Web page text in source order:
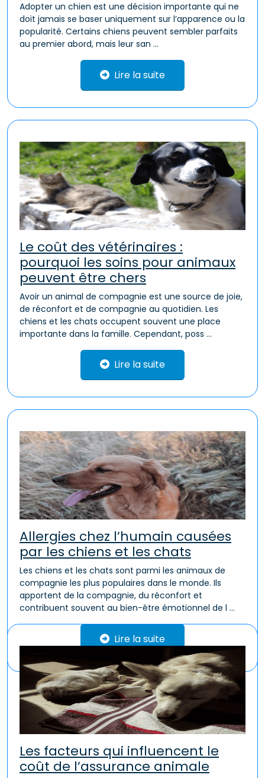
Adopter un chien est une décision importante qui ne
doit jamais se baser uniquement sur l’apparence ou la
popularité. Certains chiens peuvent sembler parfaits
au premier abord, mais leur san ...
Lire la suite
Le coût des vétérinaires :
pourquoi les soins pour animaux
peuvent être chers
Avoir un animal de compagnie est une source de joie,
de réconfort et de compagnie au quotidien. Les
chiens et les chats occupent souvent une place
importante dans la famille. Cependant, poss ...
Lire la suite
Allergies chez l’humain causées
par les chiens et les chats
Les chiens et les chats sont parmi les animaux de
compagnie les plus populaires dans le monde. Ils
apportent de la compagnie, du réconfort et
contribuent souvent au bien-être émotionnel de l ...
Lire la suite
Les facteurs qui influencent le
coût de l’assurance animale